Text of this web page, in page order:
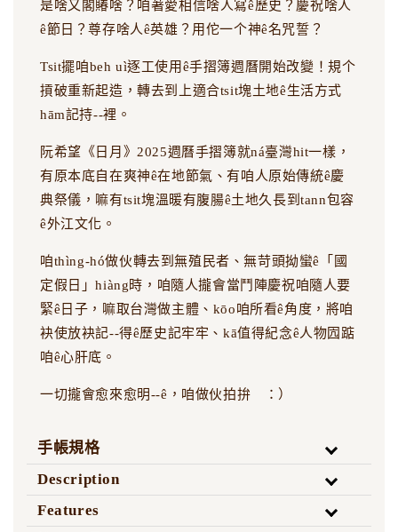
是啥又閣賰啥？咱著愛相信啥人寫ê歷史？慶祝啥人
ê節日？尊存啥人ê英雄？用佗一个神ê名咒誓？
Tsit擺咱beh uì逐工使用ê手摺簿週曆開始改變！規个
摃破重新起造，轉去到上適合tsit塊土地ê生活方式
hām記持--裡。
阮希望《日月》2025週曆手摺簿就ná臺灣hit一樣，
有原本底自在爽神ê在地節氣、有咱人原始傳統ê慶
典祭儀，嘛有tsit塊溫暖有腹腸ê土地久長到tann包容
ê外江文化。
咱thìng-hó做伙轉去到無殖民者、無苛頭拗蠻ê「國
定假日」hiàng時，咱隨人攏會當鬥陣慶祝咱隨人要
緊ê日子，嘛取台灣做主體、kōo咱所看ê角度，將咱
袂使放袂記--得ê歷史記牢牢、kā值得紀念ê人物囥踮
咱ê心肝底。
一切攏會愈來愈明--ê，咱做伙拍拚 ：）
手帳規格
Description
Features